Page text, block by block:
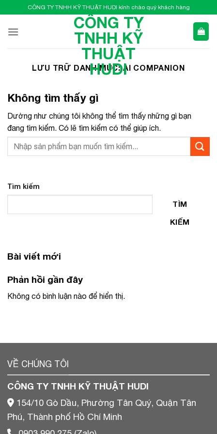
qua
nội
CÔNG TY TNHH KỸ THUẬT HUDI kính chào quý khách hàng
CÔNG TY
TNHH KỸ
THUẬT
HUDI
LƯU TRỮ DANH MỤC:AI COMPANION
Không tìm thấy gì
Dường như chúng tôi không thể tìm thấy những gì bạn
đang tìm kiếm. Có lẽ tìm kiếm có thể giúp ích.
Tìm kiếm
TÌM
KIẾM
Bài viết mới
Phản hồi gần đây
Không có bình luận nào để hiển thị.
VỀ CHÚNG TÔI
CÔNG TY TNHH KỸ THUẬT HUDI
154/10 Gò Dầu, Phường Tân Quý, Quận Tân
Phú, Thành phố Hồ Chí Minh